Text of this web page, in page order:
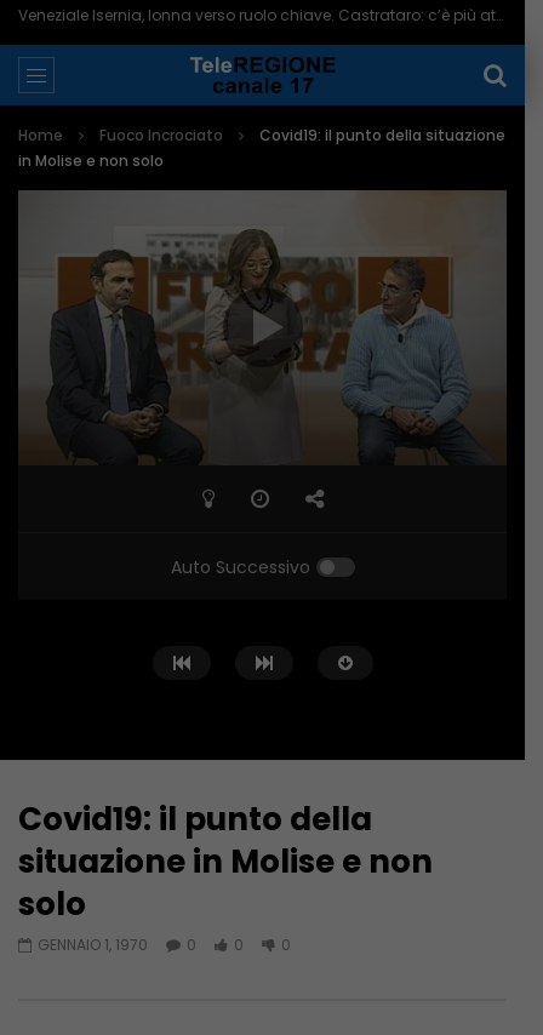
Veneziale Isernia, Ionna verso ruolo chiave. Castrataro: c’è più attenzione per Termoli – 08/08/2026
Home Fuoco Incrociato
Covid19: il punto della situazione
in Molise e non solo
Auto Successivo
Fuoco Incrociato… in Libia
GIUGNO 20, 2023
Covid19: il punto della
situazione in Molise e non
solo
GENNAIO 1, 1970 0 0 0